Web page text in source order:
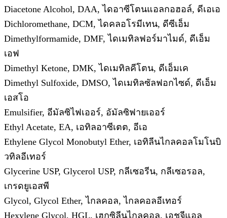
Diacetone Alcohol, DAA, ไดอาซีโตนแอลกอฮอล์, ดีเอเอ
Dichloromethane, DCM, ไดคลอโรมีเทน, ดีซีเอ็ม
Dimethylformamide, DMF, ไดเมทิลฟอร์มาไมด์, ดีเอ็ม
เอฟ
Dimethyl Ketone, DMK, ไดเมทิลคีโตน, ดีเอ็มเค
Dimethyl Sulfoxide, DMSO, ไดเมทิลซัลฟอกไซด์, ดีเอ็ม
เอสโอ
Emulsifier, อีมัลซิไฟเออร์, อัมัลซิฟายเออร์
Ethyl Acetate, EA, เอทิลอาซีเตต, อีเอ
Ethylene Glycol Monobutyl Ether, เอทิลีนไกลคอลโมโนบิ
วทิลอีเทอร์
Glycerine USP, Glycerol USP, กลีเซอรีน, กลีเซอรอล,
เกรดยูเอสพี
Glycol, Glycol Ether, ไกลคอล, ไกลคอลอีเทอร์
Hexylene Glycol, HGL, เฮกซิลีนไกลคอล, เอชจีแอล